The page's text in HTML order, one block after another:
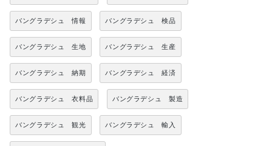
バングラデシュ 情報 バングラデシュ 検品
バングラデシュ 生地 バングラデシュ 生産
バングラデシュ 納期 バングラデシュ 経済
バングラデシュ 衣料品 バングラデシュ 製造
バングラデシュ 観光 バングラデシュ 輸入